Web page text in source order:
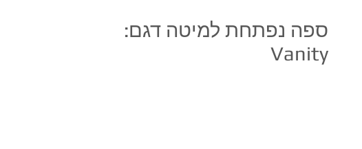
ספה נפתחת למיטה דגם:
Vanity